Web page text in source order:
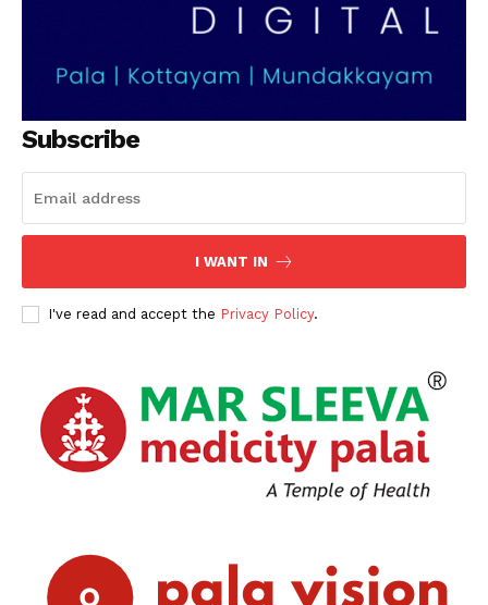
Subscribe
I WANT IN
I've read and accept the Privacy Policy.